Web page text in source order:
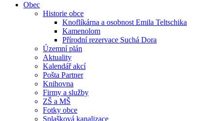
Obec
Historie obce
Knoflíkárna a osobnost Emila Teltschika
Kamenolom
Přírodní rezervace Suchá Dora
Územní plán
Aktuality
Kalendář akcí
Pošta Partner
Knihovna
Firmy a služby
ZŠ a MŠ
Fotky obce
Splašková kanalizace